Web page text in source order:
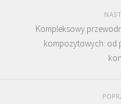
Kompleksowy
kompozytowych: od